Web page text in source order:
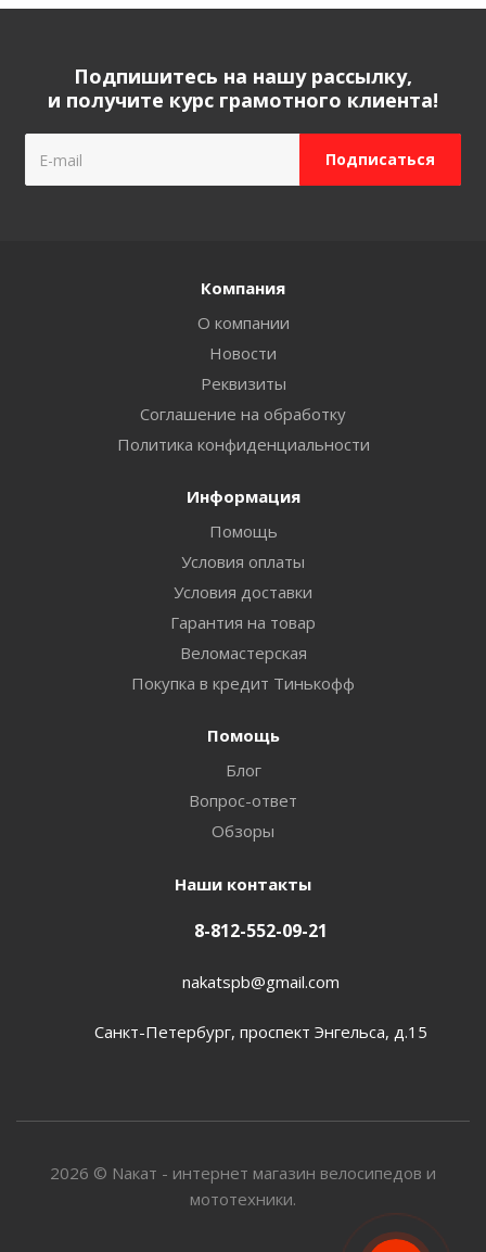
Подпишитесь на нашу рассылку,
и получите курс грамотного клиента!
Компания
О компании
Новости
Реквизиты
Соглашение на обработку
Политика конфиденциальности
Информация
Помощь
Условия оплаты
Условия доставки
Гарантия на товар
Веломастерская
Покупка в кредит Тинькофф
Помощь
Блог
Вопрос-ответ
Обзоры
Наши контакты
8-812-552-09-21
nakatspb@gmail.com
Санкт-Петербург, проспект Энгельса, д.15
2026 © Nакат - интернет магазин велосипедов и
мототехники.